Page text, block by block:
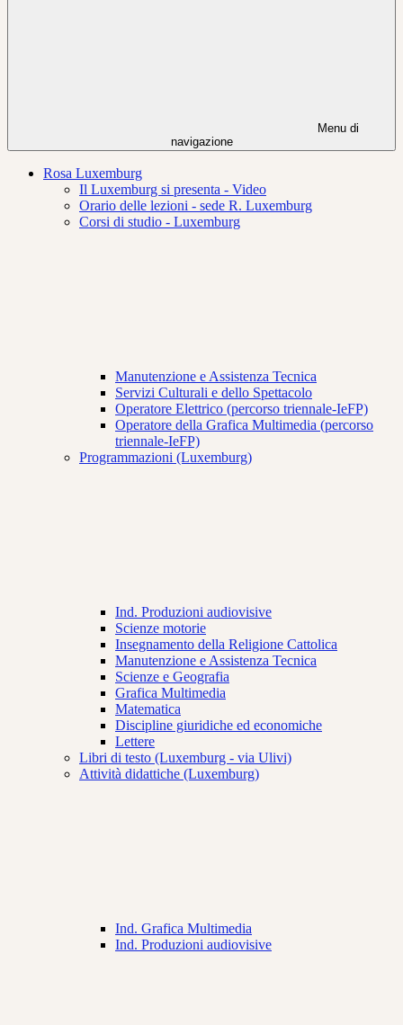
Menu di
navigazione
Rosa Luxemburg
Il Luxemburg si presenta - Video
Orario delle lezioni - sede R. Luxemburg
Corsi di studio - Luxemburg
Manutenzione e Assistenza Tecnica
Servizi Culturali e dello Spettacolo
Operatore Elettrico (percorso triennale-IeFP)
Operatore della Grafica Multimedia (percorso
triennale-IeFP)
Programmazioni (Luxemburg)
Ind. Produzioni audiovisive
Scienze motorie
Insegnamento della Religione Cattolica
Manutenzione e Assistenza Tecnica
Scienze e Geografia
Grafica Multimedia
Matematica
Discipline giuridiche ed economiche
Lettere
Libri di testo (Luxemburg - via Ulivi)
Attività didattiche (Luxemburg)
Ind. Grafica Multimedia
Ind. Produzioni audiovisive